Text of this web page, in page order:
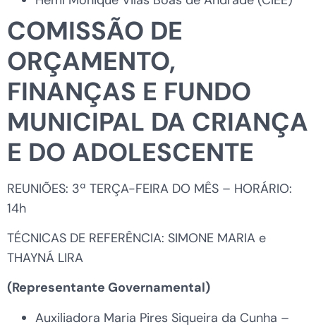
COMISSÃO DE
ORÇAMENTO,
FINANÇAS E FUNDO
MUNICIPAL DA CRIANÇA
E DO ADOLESCENTE
REUNIÕES: 3ª TERÇA-FEIRA DO MÊS – HORÁRIO:
14h
TÉCNICAS DE REFERÊNCIA: SIMONE MARIA e
THAYNÁ LIRA
(Representante Governamental)
Auxiliadora Maria Pires Siqueira da Cunha –